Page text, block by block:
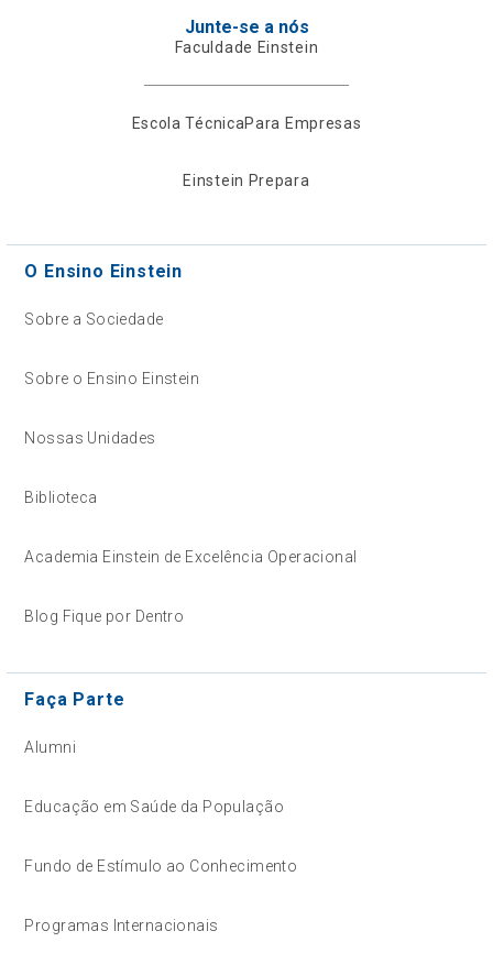
Junte-se a nós
Faculdade Einstein
Escola TécnicaPara Empresas
Einstein Prepara
O Ensino Einstein
Sobre a Sociedade
Sobre o Ensino Einstein
Nossas Unidades
Biblioteca
Academia Einstein de Excelência Operacional
Blog Fique por Dentro
Faça Parte
Alumni
Educação em Saúde da População
Fundo de Estímulo ao Conhecimento
Programas Internacionais